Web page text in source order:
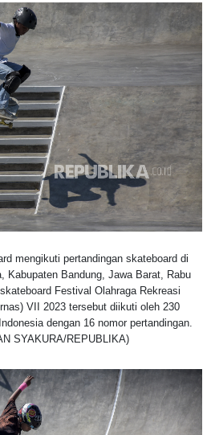
mengikuti pertandingan skateboard di
Kabupaten Bandung, Jawa Barat, Rabu
Festival Olahraga Rekreasi
VII 2023 tersebut diikuti oleh 230
dengan 16 nomor pertandingan.
SYAKURA/REPUBLIKA)